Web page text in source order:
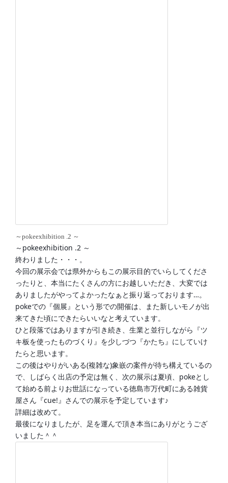
～pokeexhibition .2 ～
～pokeexhibition .2 ～
終わりました・・・。
今回の展示会では県外からもこの展示目的でいらしてくださ
ったりと、本当にたくさんの方にお越しいただき、大変では
ありましたがやってよかったなぁと振り返っております…。
pokeでの『個展』という形での開催は、また新しいモノが出
来てきた頃にできたらいいなと考えています。
ひと段落ではありますが引き続き、生業と並行しながら『ツ
キ板を使ったものづくり』を少しづつ『かたち』にしていけ
たらと思います。
この後はやりがいある(複雑な)象嵌の案件が待ち構えているの
で、しばらく出店の予定は無く、次の展示は夏頃、pokeとし
て始める前よりお世話になっている徳島市万代町にある雑貨
屋さん『cue!』さんでの展示を予定しています♪
詳細は改めて。
最後になりましたが、足を運んで頂き本当にありがとうござ
いました＾＾